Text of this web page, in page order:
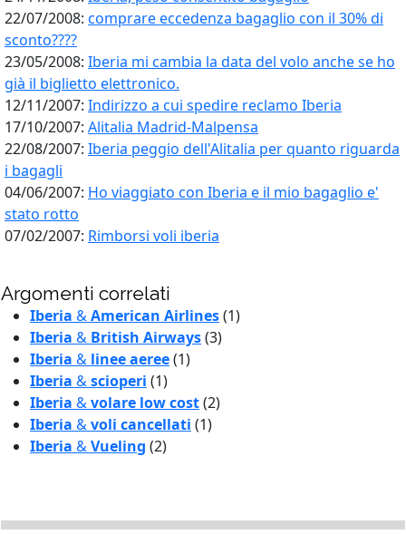
22/07/2008: comprare eccedenza bagaglio con il 30% di
sconto????
23/05/2008: Iberia mi cambia la data del volo anche se ho
già il biglietto elettronico.
12/11/2007: Indirizzo a cui spedire reclamo Iberia
17/10/2007: Alitalia Madrid-Malpensa
22/08/2007: Iberia peggio dell'Alitalia per quanto riguarda
i bagagli
04/06/2007: Ho viaggiato con Iberia e il mio bagaglio e'
stato rotto
07/02/2007: Rimborsi voli iberia
Argomenti correlati
Iberia &American Airlines(1)
Iberia & British Airways(3)
Iberia & linee aeree(1)
Iberia &scioperi (1)
Iberia &volare low cost(2)
Iberia &voli cancellati (1)
Iberia &Vueling (2)